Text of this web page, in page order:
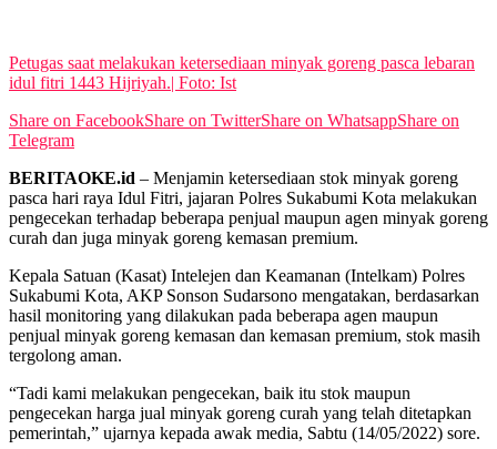
Petugas saat melakukan ketersediaan minyak goreng pasca lebaran
idul fitri 1443 Hijriyah.| Foto: Ist
Share on FacebookShare on TwitterShare on WhatsappShare on
Telegram
BERITAOKE.id – Menjamin ketersediaan stok minyak goreng
pasca hari raya Idul Fitri, jajaran Polres Sukabumi Kota melakukan
pengecekan terhadap beberapa penjual maupun agen minyak goreng
curah dan juga minyak goreng kemasan premium.
Kepala Satuan (Kasat) Intelejen dan Keamanan (Intelkam) Polres
Sukabumi Kota, AKP Sonson Sudarsono mengatakan, berdasarkan
hasil monitoring yang dilakukan pada beberapa agen maupun
penjual minyak goreng kemasan dan kemasan premium, stok masih
tergolong aman.
“Tadi kami melakukan pengecekan, baik itu stok maupun
pengecekan harga jual minyak goreng curah yang telah ditetapkan
pemerintah,” ujarnya kepada awak media, Sabtu (14/05/2022) sore.